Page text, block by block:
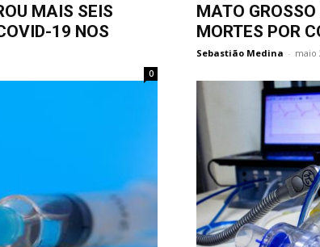
MAIS SEIS
19 NOS
0
MATO
MORTES POR
Sebastião Medina - maio